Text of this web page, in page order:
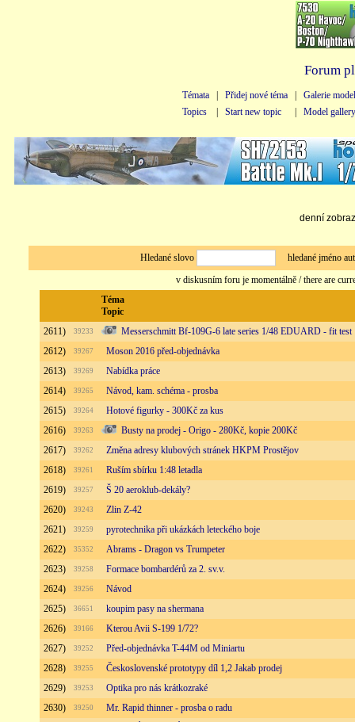
Forum
Témata Přidej nové téma
Galerie
Topics
Start new topic Model gallery
denní
Hledané slovo
hledané jméno
v diskusním foru je momentálně / there are
Téma
Topic
2611)
39233
Messerschmitt Bf-109G-6 late series 1/48 EDUARD - fit test
2612)
39267
Moson 2016 před-objednávka
2613)
39269
Nabídka práce
2614)
39265
Návod, kam. schéma - prosba
2615)
39264
Hotové figurky - 300Kč za kus
2616)
39263
Busty na prodej - Origo - 280Kč, kopie 200Kč
2617)
39262
Změna adresy klubových stránek HKPM Prostějov
2618)
39261
Ruším sbírku 1:48 letadla
2619)
39257
Š 20 aeroklub-dekály?
2620)
39243
Zlin Z-42
2621)
39259
pyrotechnika při ukázkách leteckého boje
2622)
35352
Abrams - Dragon vs Trumpeter
2623)
39258
Formace bombardérů za 2. sv.v.
2624)
39256
Návod
2625)
36651
koupim pasy na shermana
2626)
39166
Kterou Avii S-199 1/72?
2627)
39252
Před-objednávka T-44M od Miniartu
2628)
39255
Československé prototypy díl 1,2 Jakab prodej
2629)
39253
Optika pro nás krátkozraké
2630)
39250
Mr. Rapid thinner - prosba o radu